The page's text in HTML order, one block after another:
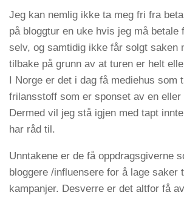
Jeg kan nemlig ikke ta meg fri fra
på bloggtur en uke hvis jeg må betale
selv, og samtidig ikke får solgt saken
tilbake på grunn av at turen er helt
I Norge er det i dag få mediehus som
frilansstoff som er sponset av en eller
Dermed vil jeg stå igjen med tapt
har råd til.
Unntakene er de få oppdragsgiverne
bloggere /influensere for å lage saker
kampanjer. Desverre er det altfor få